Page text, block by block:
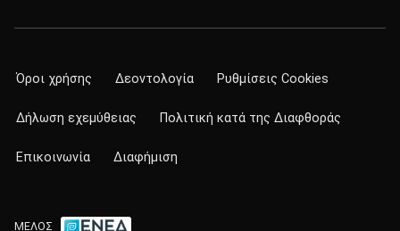
Όροι χρήσης Δεοντολογία Ρυθμίσεις Cookies
Δήλωση εχεμύθειας Πολιτική κατά της Διαφθοράς
Επικοινωνία Διαφήμιση
ΜΕΛΟΣ